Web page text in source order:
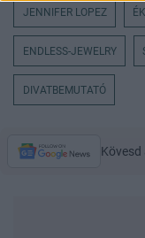
JENNIFER LOPEZ
ENDLESS-JEWELRY
DIVATBEMUTATÓ
Kövesd